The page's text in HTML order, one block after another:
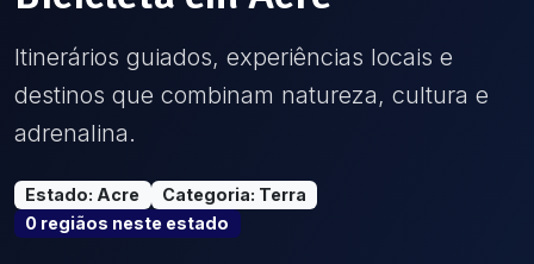
Itinerários guiados, experiências locais e
destinos que combinam natureza, cultura e
adrenalina.
Estado: Acre Categoria: Terra
0 regiãos neste estado